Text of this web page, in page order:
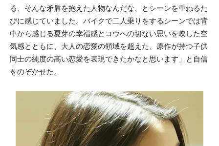
る、そんな矛盾を抱えた人物なんだな、とシーンを重ねるた
びに感じていました。バイクで二人乗りをするシーンでは背
中から感じる夏芽の幸福感とコウへの切ない思いを映した空
気感とともに、大人の恋愛の領域を超えた、原作が持つ子供
同士の純度の高い恋愛を表現できたかなと思います」と自信
をのぞかせた。